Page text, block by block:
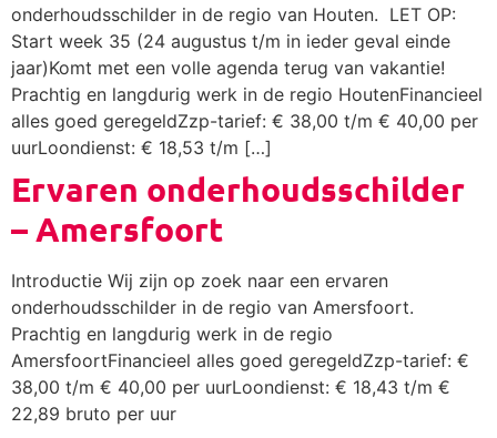
onderhoudsschilder in de regio van Houten. LET OP:
Start week 35 (24 augustus t/m in ieder geval einde
jaar)Komt met een volle agenda terug van vakantie!
Prachtig en langdurig werk in de regio HoutenFinancieel
alles goed geregeldZzp-tarief: € 38,00 t/m € 40,00 per
uurLoondienst: € 18,53 t/m […]
Ervaren onderhoudsschilder
– Amersfoort
Introductie Wij zijn op zoek naar een ervaren
onderhoudsschilder in de regio van Amersfoort.
Prachtig en langdurig werk in de regio
AmersfoortFinancieel alles goed geregeldZzp-tarief: €
38,00 t/m € 40,00 per uurLoondienst: € 18,43 t/m €
22,89 bruto per uur